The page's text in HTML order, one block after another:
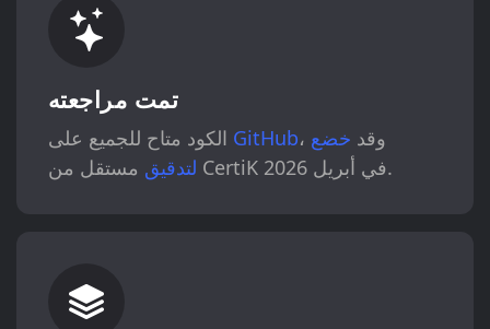
تمت مراجعته
GitHub ، وقد خضع
لتدقيق
مستقل من CertiK في أبريل 2026.